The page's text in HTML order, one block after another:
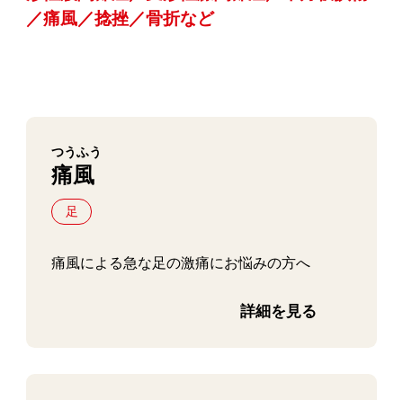
／痛風／捻挫／骨折など
つうふう
痛風
足
痛風による急な足の激痛にお悩みの方へ
詳細を見る